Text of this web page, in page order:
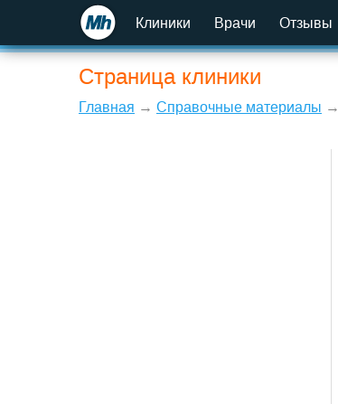
Клиники Врачи Отзывы
Страница клиники
Главная → Справочные материалы →